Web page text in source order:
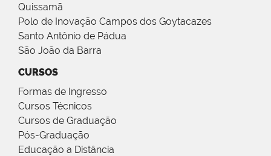
Quissamã
Polo de Inovação Campos dos Goytacazes
Santo Antônio de Pádua
São João da Barra
CURSOS
Formas de Ingresso
Cursos Técnicos
Cursos de Graduação
Pós-Graduação
Educação a Distância